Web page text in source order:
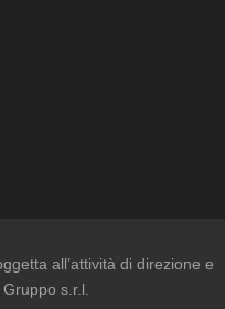
all’attività di direzione e
s.r.l.